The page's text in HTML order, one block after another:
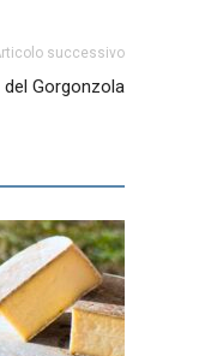
successivo
Gorgonzola